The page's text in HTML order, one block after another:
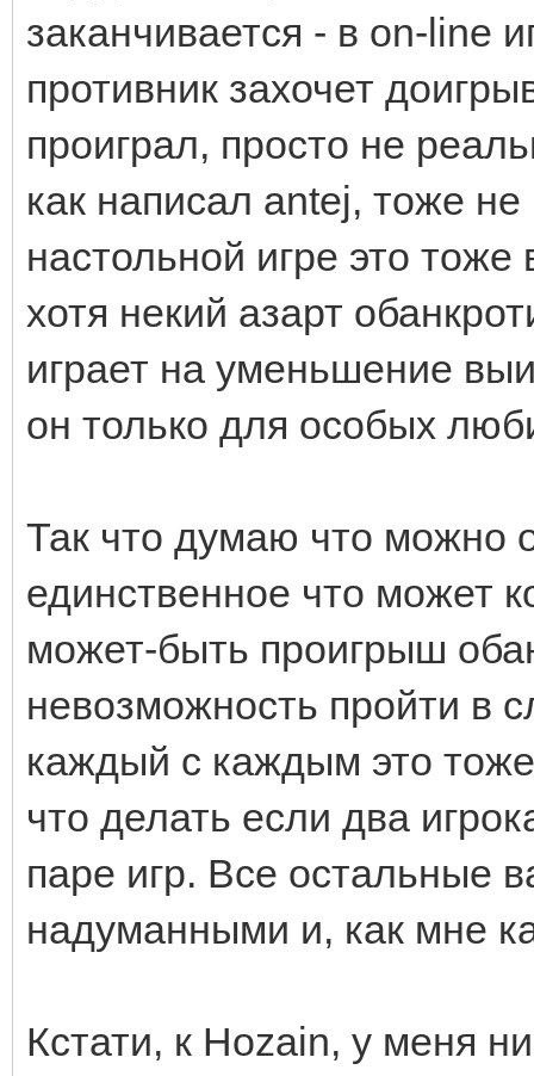
заканчивается - в on-line
противник захочет
проиграл, просто не
как написал antej, тоже
настольной игре это
хотя некий азарт
играет на уменьшение
он только для особых
Так что думаю что можно
единственное что может
может-быть проигрыш
невозможность пройти в
каждый с каждым это
что делать если два
паре игр. Все остальные
надуманными и, как мне
Кстати, к Hozain, у меня